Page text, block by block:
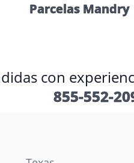
Parcelas Mandry
con
855-552-